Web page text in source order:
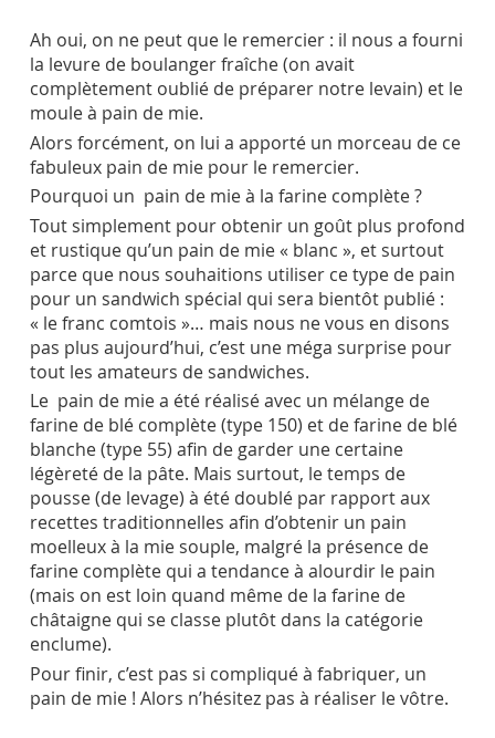
Ah oui, on ne peut que le remercier : il nous a fourni
la levure de boulanger fraîche (on avait
complètement oublié de préparer notre levain) et le
moule à pain de mie.
Alors forcément, on lui a apporté un morceau de ce
fabuleux pain de mie pour le remercier.
Pourquoi un pain de mie à la farine complète ?
Tout simplement pour obtenir un goût plus profond
et rustique qu’un pain de mie « blanc », et surtout
parce que nous souhaitions utiliser ce type de pain
pour un sandwich spécial qui sera bientôt publié :
« le franc comtois »… mais nous ne vous en disons
pas plus aujourd’hui, c’est une méga surprise pour
tout les amateurs de sandwiches.
Le pain de mie a été réalisé avec un mélange de
farine de blé complète (type 150) et de farine de blé
blanche (type 55) afin de garder une certaine
légèreté de la pâte. Mais surtout, le temps de
pousse (de levage) à été doublé par rapport aux
recettes traditionnelles afin d’obtenir un pain
moelleux à la mie souple, malgré la présence de
farine complète qui a tendance à alourdir le pain
(mais on est loin quand même de la farine de
châtaigne qui se classe plutôt dans la catégorie
enclume).
Pour finir, c’est pas si compliqué à fabriquer, un
pain de mie ! Alors n’hésitez pas à réaliser le vôtre.